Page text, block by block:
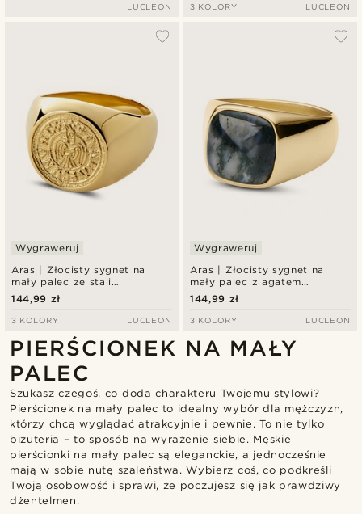
LUCLEON 3 KOLORY LUCLEON
Aras | Złocisty sygnet na
mały palec ze stali
nierdzewnej z motywem
groszówki z krukiem
Wygraweruj
144,99 zł
3 KOLORY LUCLEON
Aras | Złocisty sygnet na
mały palec z agatem
mchowym
Wygraweruj
144,99 zł
3 KOLORY LUCLEON
PIERŚCIONEK NA MAŁY
PALEC
Szukasz czegoś, co doda charakteru Twojemu stylowi?
Pierścionek na mały palec to idealny wybór dla mężczyzn,
którzy chcą wyglądać atrakcyjnie i pewnie. To nie tylko
biżuteria – to sposób na wyrażenie siebie. Męskie
pierścionki na mały palec są eleganckie, a jednocześnie
mają w sobie nutę szaleństwa. Wybierz coś, co podkreśli
Twoją osobowość i sprawi, że poczujesz się jak prawdziwy
dżentelmen.